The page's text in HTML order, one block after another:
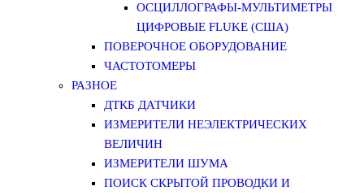
ОСЦИЛЛОГРАФЫ-МУЛЬТИМЕТРЫ
ЦИФРОВЫЕ FLUKE (США)
ПОВЕРОЧНОЕ ОБОРУДОВАНИЕ
ЧАСТОТОМЕРЫ
РАЗНОЕ
ДТКБ ДАТЧИКИ
ИЗМЕРИТЕЛИ НЕЭЛЕКТРИЧЕСКИХ
ВЕЛИЧИН
ИЗМЕРИТЕЛИ ШУМА
ПОИСК СКРЫТОЙ ПРОВОДКИ И